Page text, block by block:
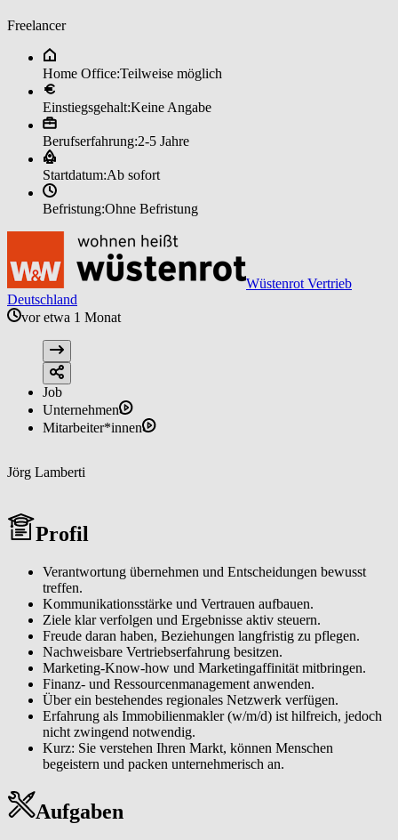
Freelancer
Home Office:Teilweise möglich
Einstiegsgehalt:Keine Angabe
Berufserfahrung:2-5 Jahre
Startdatum:Ab sofort
Befristung:Ohne Befristung
Wüstenrot Vertrieb
Deutschland
vor etwa 1 Monat
Job
Unternehmen
Mitarbeiter*innen
Jörg Lamberti
Profil
Verantwortung übernehmen und Entscheidungen bewusst
treffen.
Kommunikationsstärke und Vertrauen aufbauen.
Ziele klar verfolgen und Ergebnisse aktiv steuern.
Freude daran haben, Beziehungen langfristig zu pflegen.
Nachweisbare Vertriebserfahrung besitzen.
Marketing-Know-how und Marketingaffinität mitbringen.
Finanz- und Ressourcenmanagement anwenden.
Über ein bestehendes regionales Netzwerk verfügen.
Erfahrung als Immobilienmakler (w/m/d) ist hilfreich, jedoch
nicht zwingend notwendig.
Kurz: Sie verstehen Ihren Markt, können Menschen
begeistern und packen unternehmerisch an.
Aufgaben